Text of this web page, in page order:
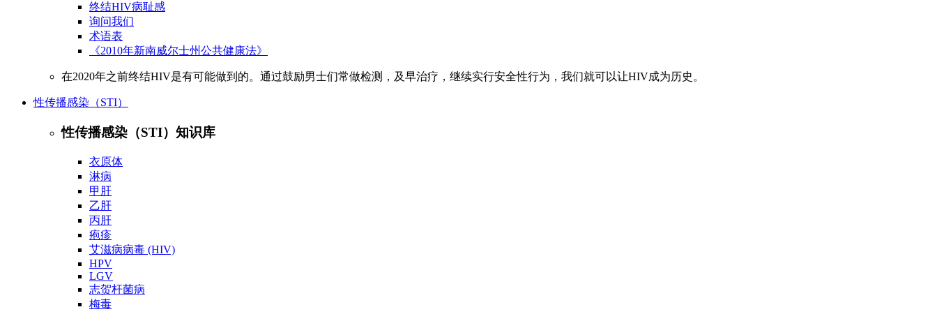
终结HIV病耻感
询问我们
术语表
《2010年新南威尔士州公共健康法》
在2020年之前终结HIV是有可能做到的。通过鼓励男士们常做检测，及早治疗，继续实行安全性行为，我们就可以让HIV成为历史。
性传播感染（STI）
性传播感染（STI）知识库
衣原体
淋病
甲肝
乙肝
丙肝
疱疹
艾滋病病毒 (HIV)
HPV
LGV
志贺杆菌病
梅毒